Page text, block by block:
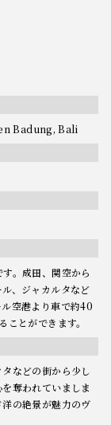
Badung, Bali
。成田、関空から
、ジャカルタなど
空港より車で約40
とができます。
などの街から少し
奪われていましま
の絶景が魅力のヴ